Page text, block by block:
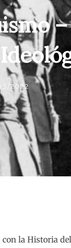
–
2022
con la Historia